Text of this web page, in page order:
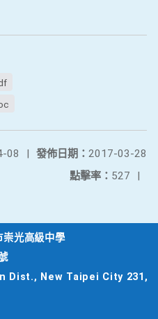
發佈日期： 2017-03-28
08
|
點擊率： 527 |
崇光高級中學
Dist., New Taipei City 231,